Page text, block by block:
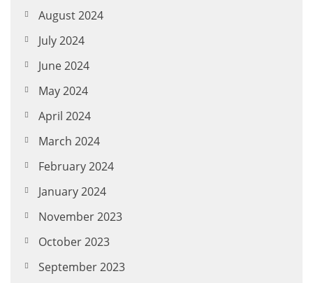
August 2024
July 2024
June 2024
May 2024
April 2024
March 2024
February 2024
January 2024
November 2023
October 2023
September 2023